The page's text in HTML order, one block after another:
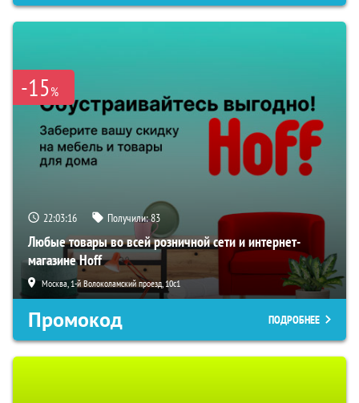
-15%
22:03:15 Получили:83
Любые товары во всей розничной сети и интернет-
магазине Hoff
Москва, 1-й Волоколамский проезд, 10с1
Промокод ПОДРОБНЕЕ